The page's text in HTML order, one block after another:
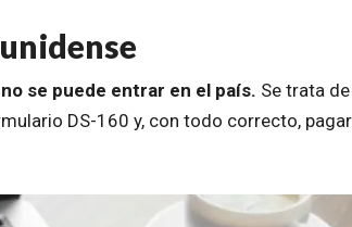
se puede entrar en el país. Se trata
DS-160 y, con todo correcto,